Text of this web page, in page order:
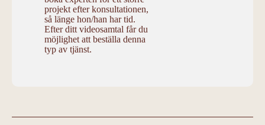
projekt efter konsultationen,
så länge hon/han har tid.
Efter ditt videosamtal får du
möjlighet att beställa denna
typ av tjänst.